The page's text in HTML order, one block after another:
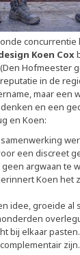
concurrentie
Koen Cox
Hofmeester
in de
maar een
en een
en Koen:
een discreet
argwaan te
Koen het
idee, groeide
bij elkaar